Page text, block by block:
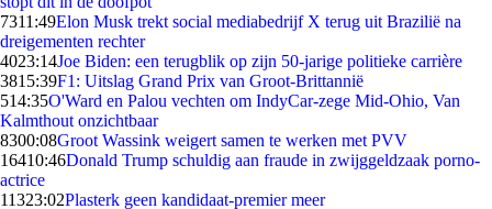
7311:49Elon Musk trekt social mediabedrijf X terug uit Brazilië na
dreigementen rechter
4023:14Joe Biden: een terugblik op zijn 50-jarige politieke carrière
3815:39F1: Uitslag Grand Prix van Groot-Brittannië
514:35O'Ward en Palou vechten om IndyCar-zege Mid-Ohio, Van
Kalmthout onzichtbaar
8300:08Groot Wassink weigert samen te werken met PVV
16410:46Donald Trump schuldig aan fraude in zwijggeldzaak porno-
actrice
11323:02Plasterk geen kandidaat-premier meer